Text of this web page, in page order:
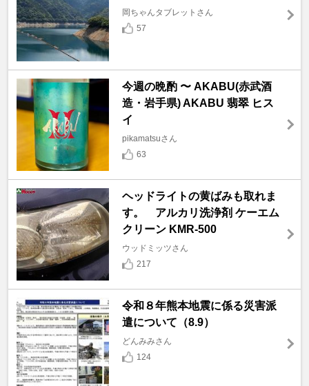
岡ちゃんタブレットさん
57
今週の晩酌 〜 AKABU(赤武酒
造・岩手県) AKABU 翡翠 ヒス
イ
pikamatsuさん
63
ヘッドライトの黄ばみも取れま
す。 アルカリ洗浄剤 ケーエム
クリーン KMR-500
ウッドミッツさん
217
令和８年熊本地震に係る災害派
遣について（8.9）
どんみみさん
124